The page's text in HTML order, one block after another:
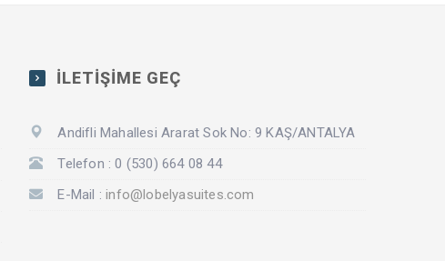
İLETİŞİME GEÇ
Andifli Mahallesi Ararat Sok No: 9 KAŞ/ANTALYA
Telefon : 0 (530) 664 08 44
E-Mail :info@lobelyasuites.com